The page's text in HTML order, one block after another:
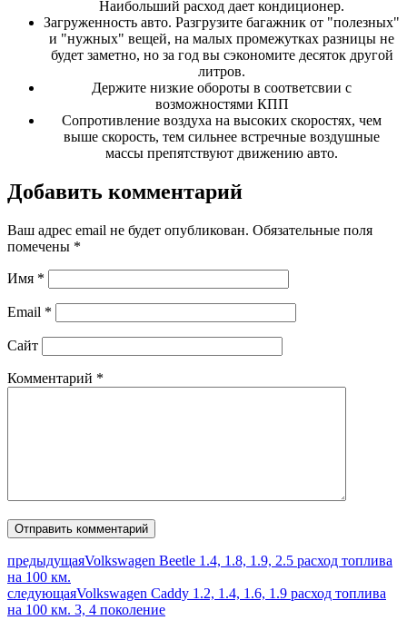
Наибольший расход дает кондиционер.
Загруженность авто. Разгрузите багажник от "полезных"
и "нужных" вещей, на малых промежутках разницы не
будет заметно, но за год вы сэкономите десяток другой
литров.
Держите низкие обороты в соответсвии с
возможностями КПП
Сопротивление воздуха на высоких скоростях, чем
выше скорость, тем сильнее встречные воздушные
массы препятствуют движению авто.
Добавить комментарий
Ваш адрес email не будет опубликован. Обязательные поля
помечены *
Имя *
Email *
Сайт
Комментарий *
предыдущаяVolkswagen Beetle 1.4, 1.8, 1.9, 2.5 расход топлива
на 100 км.
следующаяVolkswagen Caddy 1.2, 1.4, 1.6, 1.9 расход топлива
на 100 км. 3, 4 поколение